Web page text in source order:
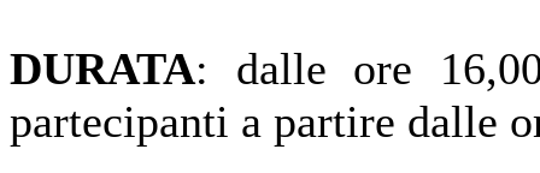
DURATA: dalle ore
partecipanti a partire dalle